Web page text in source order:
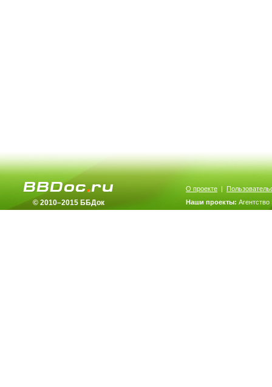
© 2010–2015 ББДок
О проекте |
Наши проекты: